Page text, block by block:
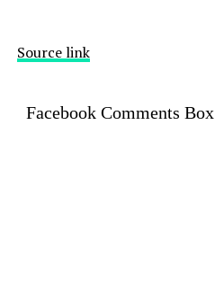
Source link
Facebook Comments Box